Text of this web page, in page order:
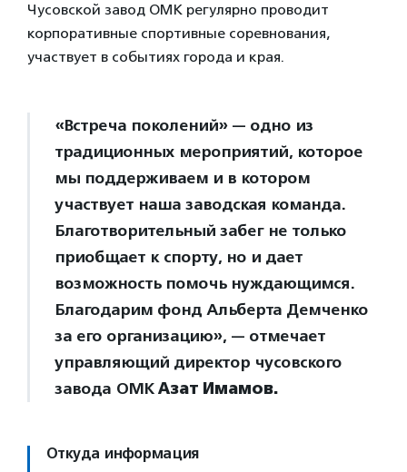
Чусовской завод ОМК регулярно проводит
корпоративные спортивные соревнования,
участвует в событиях города и края.
«Встреча поколений» — одно из
традиционных мероприятий, которое
мы поддерживаем и в котором
участвует наша заводская команда.
Благотворительный забег не только
приобщает к спорту, но и дает
возможность помочь нуждающимся.
Благодарим фонд Альберта Демченко
за его организацию», — отмечает
управляющий директор чусовского
завода ОМКАзат Имамов.
Откуда информация